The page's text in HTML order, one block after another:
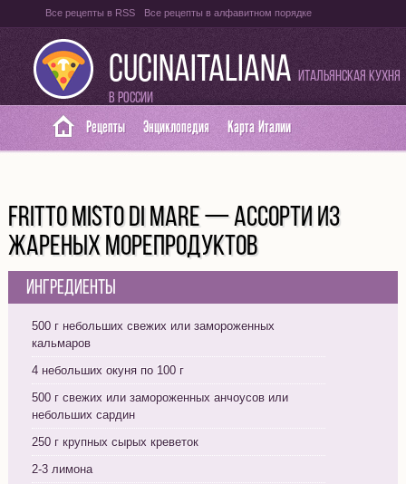
Все рецепты в RSS Все рецепты в алфавитном порядке
Оглавление на итальянском языке Карта сайта
CUCINAITALIANA Итальянская кухня
в России
Рецепты Энциклопедия Карта Италии
FRITTO MISTO DI MARE — АССОРТИ ИЗ
ЖАРЕНЫХ МОРЕПРОДУКТОВ
Ингредиенты
500 г небольших свежих или замороженных
кальмаров
4 небольших окуня по 100 г
500 г свежих или замороженных анчоусов или
небольших сардин
250 г крупных сырых креветок
2-3 лимона